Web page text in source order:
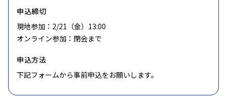
申込締切
現地参加：2/21（金）13:00
オンライン参加：閉会まで
申込方法
下記フォームから事前申込をお願いします。